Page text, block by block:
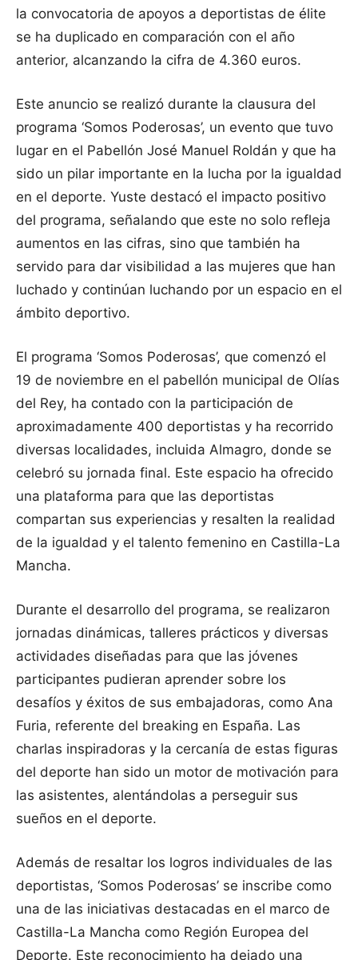
la convocatoria de apoyos a deportistas de élite
se ha duplicado en comparación con el año
anterior, alcanzando la cifra de 4.360 euros.
Este anuncio se realizó durante la clausura del
programa ‘Somos Poderosas’, un evento que tuvo
lugar en el Pabellón José Manuel Roldán y que ha
sido un pilar importante en la lucha por la igualdad
en el deporte. Yuste destacó el impacto positivo
del programa, señalando que este no solo refleja
aumentos en las cifras, sino que también ha
servido para dar visibilidad a las mujeres que han
luchado y continúan luchando por un espacio en el
ámbito deportivo.
El programa ‘Somos Poderosas’, que comenzó el
19 de noviembre en el pabellón municipal de Olías
del Rey, ha contado con la participación de
aproximadamente 400 deportistas y ha recorrido
diversas localidades, incluida Almagro, donde se
celebró su jornada final. Este espacio ha ofrecido
una plataforma para que las deportistas
compartan sus experiencias y resalten la realidad
de la igualdad y el talento femenino en Castilla-La
Mancha.
Durante el desarrollo del programa, se realizaron
jornadas dinámicas, talleres prácticos y diversas
actividades diseñadas para que las jóvenes
participantes pudieran aprender sobre los
desafíos y éxitos de sus embajadoras, como Ana
Furia, referente del breaking en España. Las
charlas inspiradoras y la cercanía de estas figuras
del deporte han sido un motor de motivación para
las asistentes, alentándolas a perseguir sus
sueños en el deporte.
Además de resaltar los logros individuales de las
deportistas, ‘Somos Poderosas’ se inscribe como
una de las iniciativas destacadas en el marco de
Castilla-La Mancha como Región Europea del
Deporte. Este reconocimiento ha dejado una